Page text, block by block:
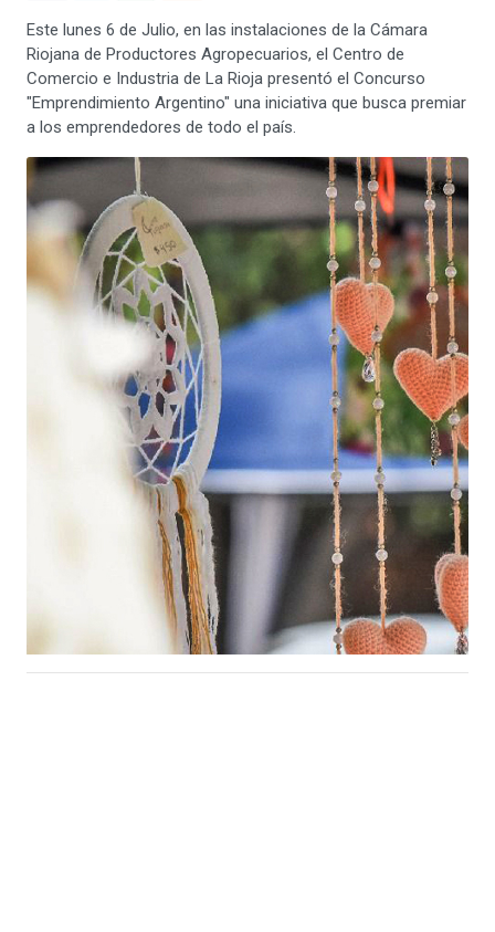
Este lunes 6 de Julio, en las instalaciones de la Cámara
Riojana de Productores Agropecuarios, el Centro de
Comercio e Industria de La Rioja presentó el Concurso
"Emprendimiento Argentino" una iniciativa que busca premiar
a los emprendedores de todo el país.